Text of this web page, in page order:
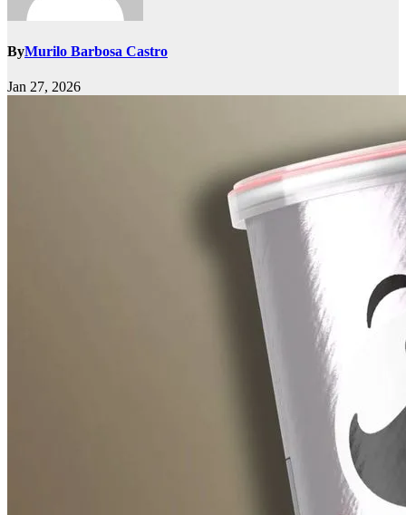
ByMurilo Barbosa Castro
Jan 27, 2026